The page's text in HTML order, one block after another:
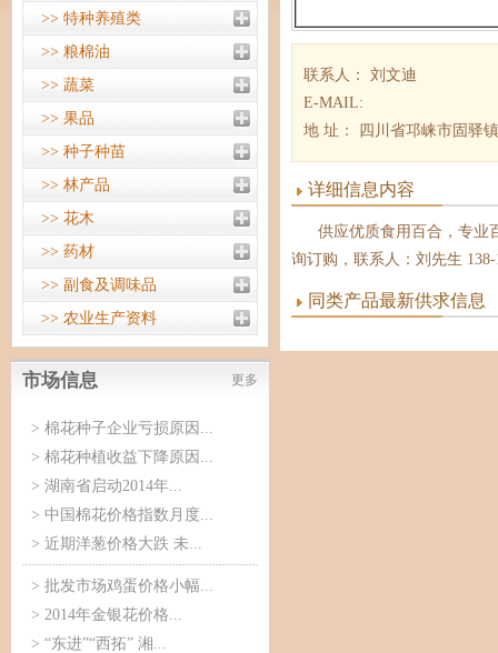
>> 特种养殖类
>> 粮棉油
>> 蔬菜
>> 果品
>> 种子种苗
>> 林产品
>> 花木
>> 药材
>> 副食及调味品
>> 农业生产资料
市场信息 更多
> 棉花种子企业亏损原因...
> 棉花种植收益下降原因...
> 湖南省启动2014年...
> 中国棉花价格指数月度...
> 近期洋葱价格大跌 未...
> 批发市场鸡蛋价格小幅...
> 2014年金银花价格...
> “东进”“西拓” 湘...
联系人： 刘文迪
E-MAIL:
地 址： 四川省邛崃市固驿镇
详细信息内容
供应优质食用百合，专业
询订购，联系人：刘先生 138-
同类产品最新供求信息